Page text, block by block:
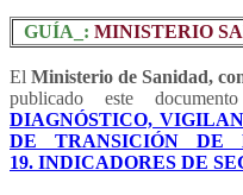
GUÍA_: MINISTERIO
El Ministerio de Sanidad,
publicado este
DIAGNÓSTICO,
DE TRANSICIÓN DE
19. INDICADORES DE